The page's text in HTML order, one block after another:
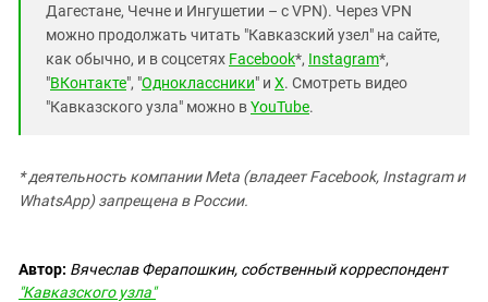
Дагестане, Чечне и Ингушетии – с VPN). Через VPN
можно продолжать читать "Кавказский узел" на сайте,
как обычно, и в соцсетях Facebook*, Instagram*,
"ВКонтакте", "Одноклассники" и X. Смотреть видео
"Кавказского узла" можно вYouTube.
* деятельность компании Meta (владеет Facebook, Instagram и
WhatsApp) запрещена в России.
Автор: Вячеслав Ферапошкин, собственный корреспондент
"Кавказского узла"